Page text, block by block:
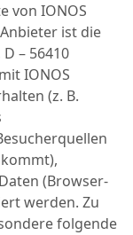
von IONOS
ist die
– 56410
IONOS
(z. B.
(Browser-
werden. Zu
folgende